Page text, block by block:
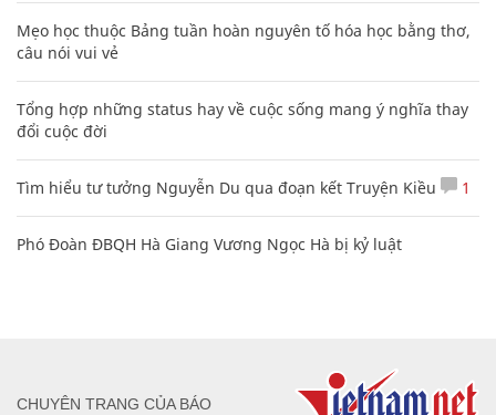
Mẹo học thuộc Bảng tuần hoàn nguyên tố hóa học bằng thơ,
câu nói vui vẻ
Tổng hợp những status hay về cuộc sống mang ý nghĩa thay
đổi cuộc đời
Tìm hiểu tư tưởng Nguyễn Du qua đoạn kết Truyện Kiều 1
Phó Đoàn ĐBQH Hà Giang Vương Ngọc Hà bị kỷ luật
CHUYÊN TRANG CỦA BÁO